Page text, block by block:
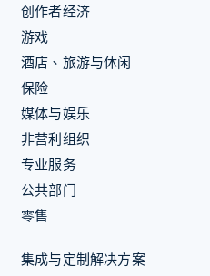
创作者经济
游戏
酒店、旅游与休闲
保险
媒体与娱乐
非营利组织
专业服务
公共部门
零售
集成与定制解决方案